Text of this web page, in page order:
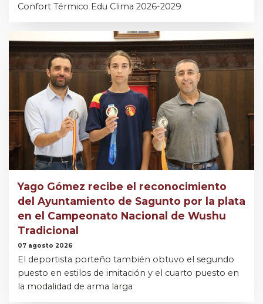
Confort Térmico Edu Clima 2026-2029
Yago Gómez recibe el reconocimiento
del Ayuntamiento de Sagunto por la plata
en el Campeonato Nacional de Wushu
Tradicional
07 agosto 2026
El deportista porteño también obtuvo el segundo
puesto en estilos de imitación y el cuarto puesto en
la modalidad de arma larga